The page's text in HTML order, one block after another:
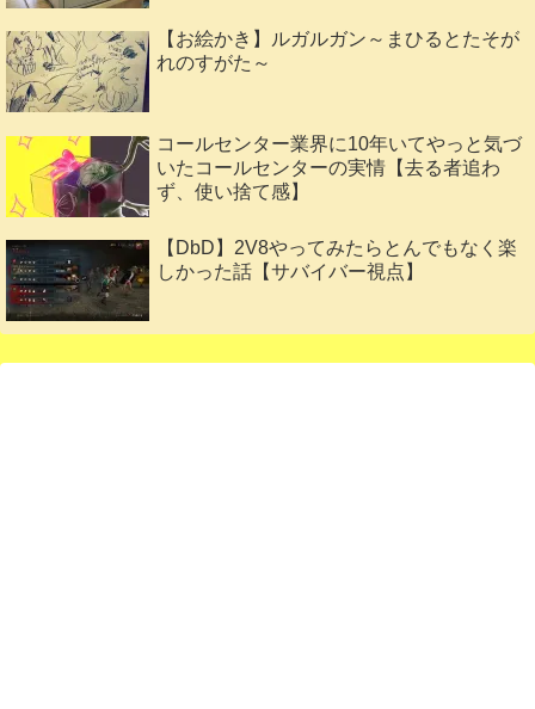
【お絵かき】ルガルガン～まひるとたそが
れのすがた～
コールセンター業界に10年いてやっと気づ
いたコールセンターの実情【去る者追わ
ず、使い捨て感】
【DbD】2V8やってみたらとんでもなく楽
しかった話【サバイバー視点】